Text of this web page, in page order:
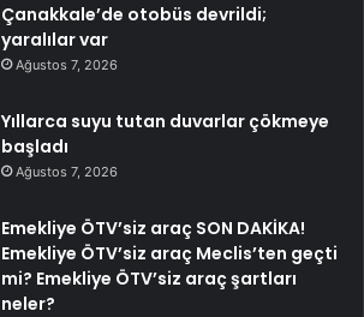
Çanakkale’de otobüs devrildi;
yaralılar var
Ağustos 7, 2026
Yıllarca suyu tutan duvarlar çökmeye
başladı
Ağustos 7, 2026
Emekliye ÖTV’siz araç SON DAKİKA!
Emekliye ÖTV’siz araç Meclis’ten geçti
mi? Emekliye ÖTV’siz araç şartları
neler?